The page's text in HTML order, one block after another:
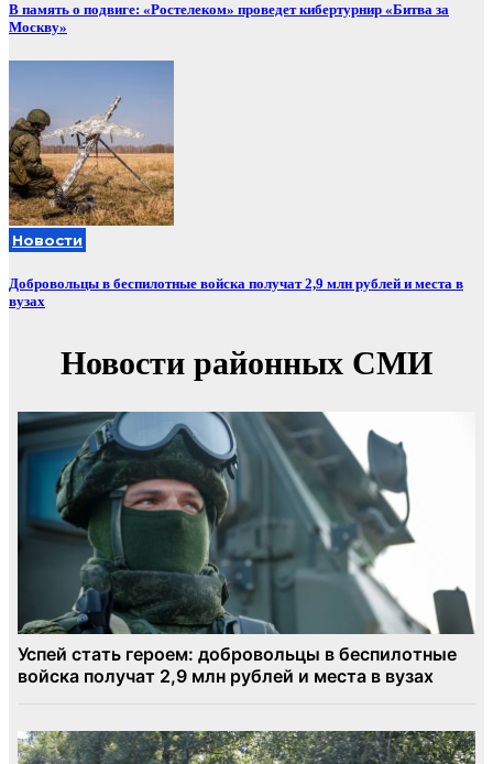
В память о подвиге: «Ростелеком» проведет кибертурнир «Битва за
Москву»
Новости
Добровольцы в беспилотные войска получат 2,9 млн рублей и места в
вузах